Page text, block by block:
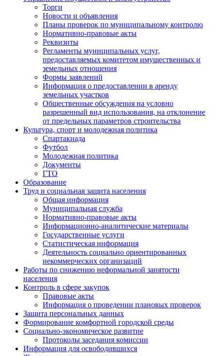
Торги
Новости и объявления
Планы проверок по муниципальному контролю
Нормативно-правовые акты
Реквизиты
Регламенты муниципальных услуг,
предоставляемых комитетом имущественных и
земельных отношения
Формы заявлений
Информация о предоставлении в аренду
земельных участков
Общественные обсуждения на условно
разрешенный вид использования, на отклонение
от предельных параметров строительства
Культура, спорт и молодежная политика
Спартакиада
Футбол
Молодежная политика
Документы
ГТО
Образование
Труд и социальная защита населения
Общая информация
Муниципальная служба
Нормативно-правовые акты
Информационно-аналитические материалы
Государственные услуги
Статистическая информация
Деятельность социально ориентированных
некоммерческих организаций
Работы по снижению неформальной занятости
населения
Контроль в сфере закупок
Правовые акты
Информация о проведении плановых проверок
Защита персональных данных
Формирование комфортной городской среды
Социально-экономическое развитие
Протоколы заседания комиссии
Информация для освободившихся